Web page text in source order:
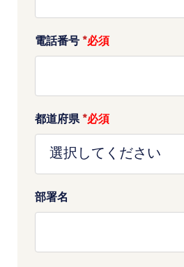
電話番号 *
都道府県 *
部署名